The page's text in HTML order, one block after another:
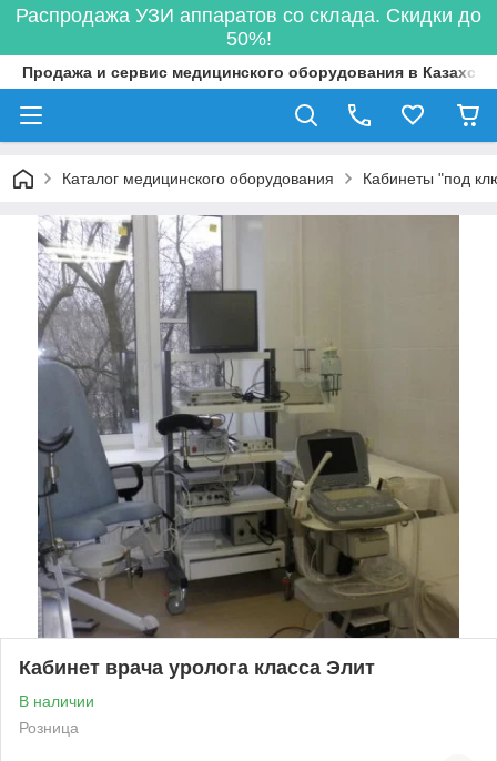
Распродажа УЗИ аппаратов со склада. Скидки до
50%!
Продажа и сервис медицинского оборудования в
Каталог медицинского оборудования Кабинеты "под
Кабинет врача уролога класса Элит
В наличии
Розница